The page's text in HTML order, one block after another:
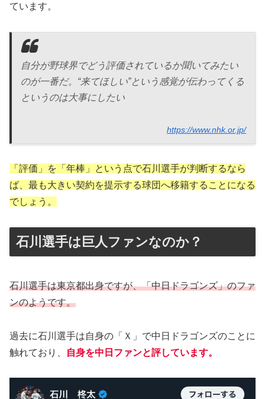
ています。
自分が野球界でどう評価されているか聞いてみたい
のが一番だ。“来てほしい”という感覚が伝わってくる
というのは大事にしたい
https://www.nhk.or.jp/
「評価」を「年棒」という点で石川選手が判断するなら
ば、最も大きい契約を提示する球団へ移籍することになる
でしょう。
石川選手は巨人ファンなのか？
石川選手は東京都出身ですが、「中日ドラゴンズ」のファ
ンのようです。
過去に石川選手は自身の「Ｘ」で中日ドラゴンズのことに
触れており、
自身を中日ファンと評しています。